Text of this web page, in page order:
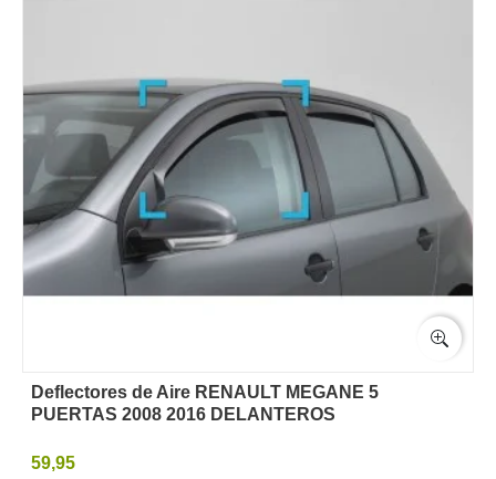
Deflectores de Aire RENAULT MEGANE 5
PUERTAS 2008 2016 DELANTEROS
59,95